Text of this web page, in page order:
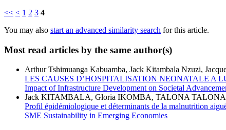
<< < 1 2 3 4
You may also start an advanced similarity search for this article.
Most read articles by the same author(s)
Arthur Tshimuanga Kabuamba, Jack Kitambala Nzuzi,
LES CAUSES D’HOSPITALISATION NEONATALE A
Impact of Infrastructure Development on Societal
Jack KITAMBALA, Gloria IKOMBA, TALONA
Profil épidémiologique et déterminants de la malnutrition
SME Sustainability in Emerging Economies